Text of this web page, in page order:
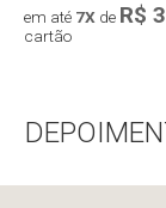
em até 7X de R$
cartão
Compra